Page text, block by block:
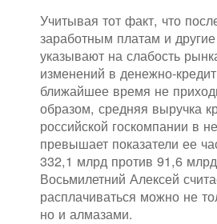
Учитывая тот факт, что
заработным платам и
указывают на слабость
изменений в денежно-
ближайшее время не
образом, средняя выручка
российской госкомпании в
превышает показатели ее
332,1 млрд против 91,6
Восьмилетний Алексей
расплачиваться можно не
но и алмазами.